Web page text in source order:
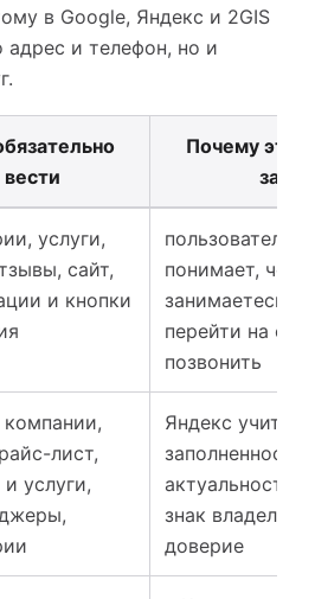
в Google, Яндекс и 2GIS
адрес и телефон, но и
вести
Почему это
услуги,
сайт,
и кнопки
пользователь
понимает, чем
занимаетесь,
перейти на
позвонить
лист,
услуги,
Яндекс
заполненность
актуальность
знак
доверие